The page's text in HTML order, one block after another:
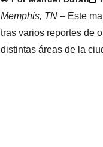
Memphis, TN – Este
tras varios reportes de
distintas áreas de la